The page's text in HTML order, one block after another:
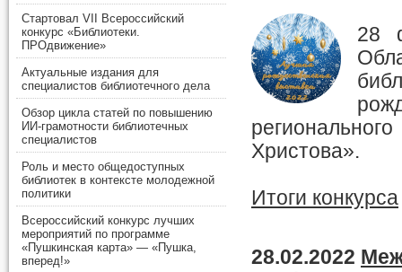
Стартовал VII Всероссийский
конкурс «Библиотеки.
ПРОдвижение»
Актуальные издания для
специалистов библиотечного дела
Обзор цикла статей по повышению
ИИ-грамотности библиотечных
специалистов
Роль и место общедоступных
библиотек в контексте молодежной
политики
Всероссийский конкурс лучших
мероприятий по программе
«Пушкинская карта» — «Пушка,
вперед!»
2017 декабрь
2016 декабрь, ноябрь,
2015 декабрь,ноябрь ,
2014 декабрь,ноябрь ,
2013 декабрь,ноябрь,
2012 декабрь ноябрь,
ноябрь
2010 декабрь, ноябрь,
2009 декабрь
28
Христова».
Итоги конкурса
28.02.2022